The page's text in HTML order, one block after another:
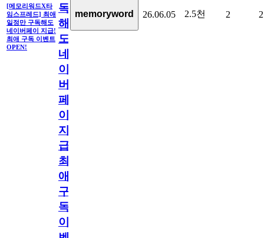
[메모리워드X타
임스프레드] 최애
일정만 구독해도
네이버페이 지급!
최애 구독 이벤트
OPEN!
독
해
도
네
이
버
페
이
지
급!
최
애
구
독
이
memoryword 26.06.05 2.5천 2 2